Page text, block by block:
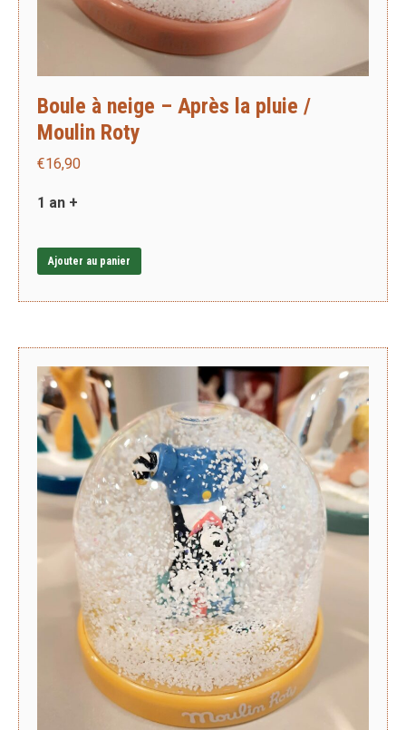
Boule à neige – Après la pluie /
Moulin Roty
€16,90
1 an +
Ajouter au panier